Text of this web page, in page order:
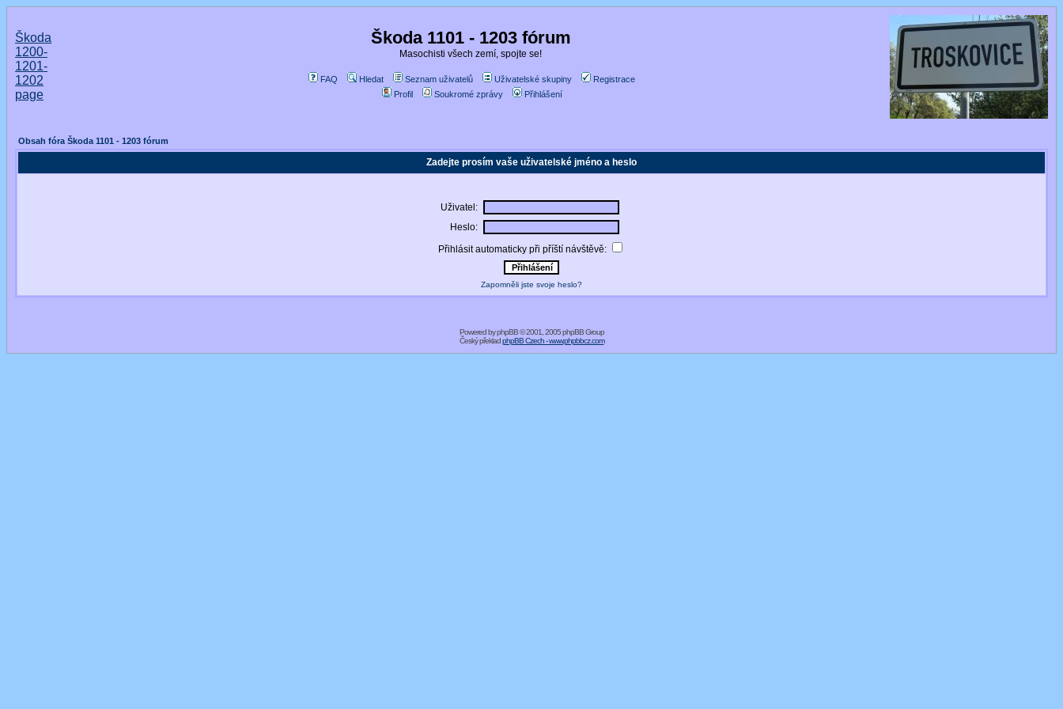
Škoda
1200-
1201-
1202
page
Škoda 1101 - 1203 fórum
Masochisti všech zemí, spojte se!
FAQ Hledat Seznam uživatelů Uživatelské skupiny
Registrace
Profil
Soukromé zprávy Přihlášení
Obsah fóra Škoda 1101 - 1203 fórum
Zadejte prosím vaše uživatelské jméno a heslo
Uživatel:
Heslo:
Přihlásit automaticky při příští návštěvě:
Zapomněli jste svoje heslo?
Powered byphpBB© 2001, 2005 phpBB Group
Český překladphpBB Czech - www.phpbbcz.com